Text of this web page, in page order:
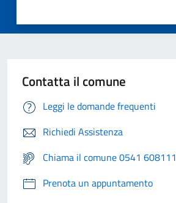
Contatta il comune
Leggi le domande frequenti
Richiedi Assistenza
Chiama il comune 0541 608111
Prenota un appuntamento